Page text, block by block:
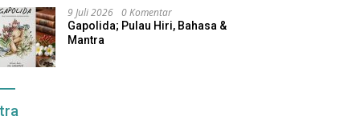
9 Juli 2026 0 Komentar
Gapolida; Pulau Hiri, Bahasa &
Mantra